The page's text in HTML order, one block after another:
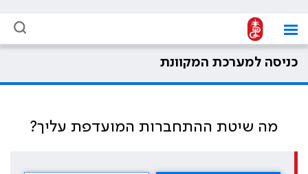
כניסה למערכת המקוונת
מה שיטת ההתחברות המועדפת עליך?